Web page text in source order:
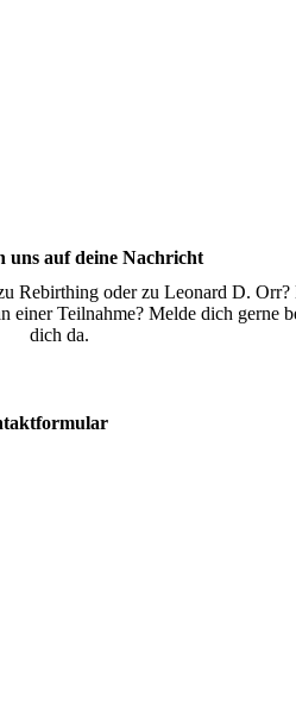
uns auf deine Nachricht
Rebirthing oder zu Leonard D. Orr?
einer Teilnahme? Melde dich gerne
dich da.